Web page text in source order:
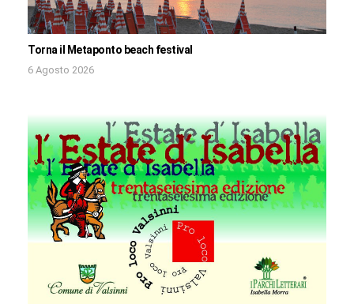
Torna il Metaponto beach festival
6 Agosto 2026